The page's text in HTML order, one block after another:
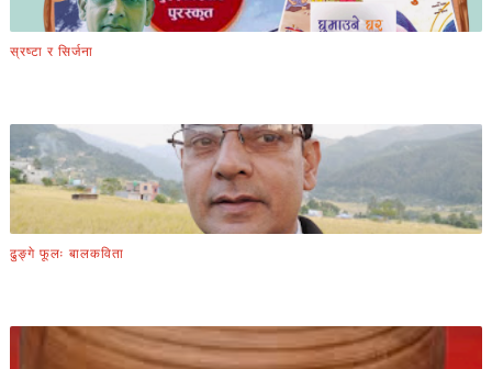
स्रष्टा र सिर्जना
ढुङ्गे फूलः बालकविता